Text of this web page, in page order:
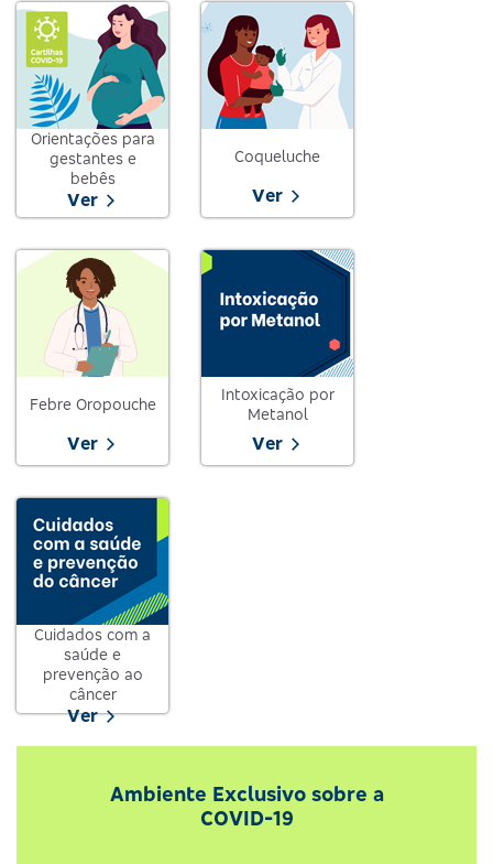
Orientações para
gestantes e
bebês
Ver
Coqueluche
Ver
Febre Oropouche
Ver
Intoxicação por
Metanol
Ver
Cuidados com a
saúde e
prevenção ao
câncer
Ver
Ambiente Exclusivo sobre a
COVID-19